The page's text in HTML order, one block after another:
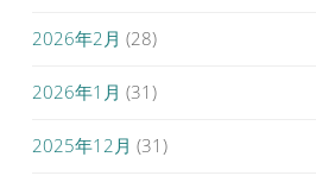
2026年2月 (28)
2026年1月 (31)
2025年12月 (31)